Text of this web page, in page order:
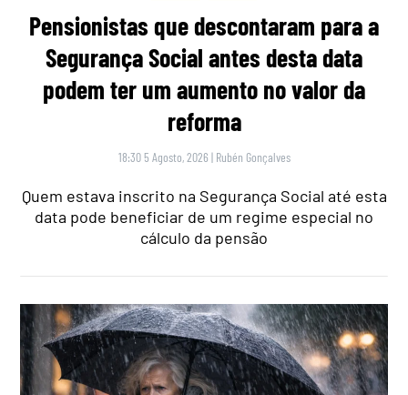
Pensionistas que descontaram para a
Segurança Social antes desta data
podem ter um aumento no valor da
reforma
18:30 5 Agosto, 2026 | Rubén Gonçalves
Quem estava inscrito na Segurança Social até esta
data pode beneficiar de um regime especial no
cálculo da pensão